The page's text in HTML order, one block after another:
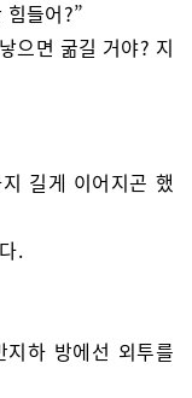
들어?”
으면 굶길 거야? 지
길게 이어지곤 했
.
하 방에선 외투를